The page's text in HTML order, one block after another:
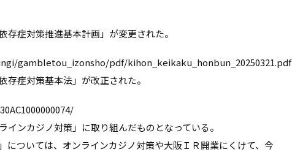
存症対策推進基本計画」が変更された。
gambletou_izonsho/pdf/kihon_keikaku_honbun_20250321.pdf
存症対策基本法」が改正された。
ンカジノ対策」に取り組んだものとなっている。
については、オンラインカジノ対策や大阪ＩＲ開業にくけて、今